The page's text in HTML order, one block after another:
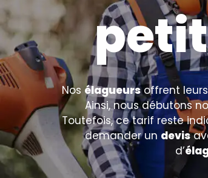
Nos élagueursoffrent
Ainsi, nous débutons
Toutefois, ce tarif reste
demander un devis
d’